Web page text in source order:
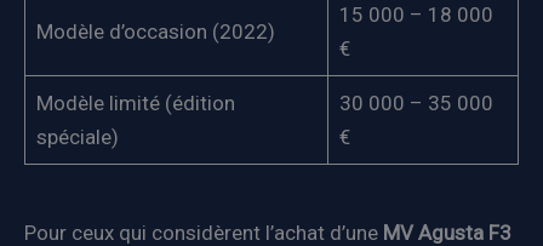
Modèle d’occasion (2022)
15 000 – 18 000
€
Modèle limité (édition
spéciale)
30 000 – 35 000
€
Pour ceux qui considèrent l’achat d’une MV Agusta F3